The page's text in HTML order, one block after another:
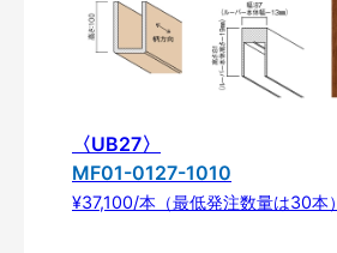
〈UB27〉
MF01-0127-1010
¥37,100/本（最低発注数量は30本）